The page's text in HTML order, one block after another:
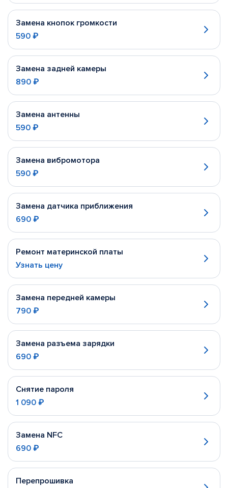
Замена кнопок громкости
590 ₽
Замена задней камеры
890 ₽
Замена антенны
590 ₽
Замена вибромотора
590 ₽
Замена датчика приближения
690 ₽
Ремонт материнской платы
Узнать цену
Замена передней камеры
790 ₽
Замена разъема зарядки
690 ₽
Снятие пароля
1 090 ₽
Замена NFC
690 ₽
Перепрошивка